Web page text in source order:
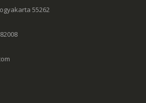
55262